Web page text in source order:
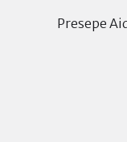
Presepe